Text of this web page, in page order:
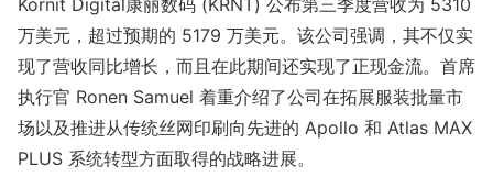
Kornit Digital康丽数码 (KRNT) 公布第三季度营收为 5310
万美元，超过预期的 5179 万美元。该公司强调，其不仅实
现了营收同比增长，而且在此期间还实现了正现金流。首席
执行官 Ronen Samuel 着重介绍了公司在拓展服装批量市
场以及推进从传统丝网印刷向先进的 Apollo 和 Atlas MAX
PLUS 系统转型方面取得的战略进展。